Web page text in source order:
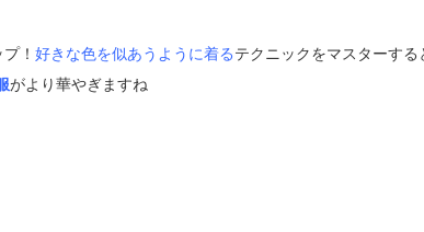
！ 好きな色を似あうように着るテクニックをマスターす
がより華やぎますね